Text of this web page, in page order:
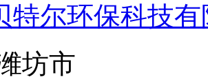
特尔环保科技
坊市